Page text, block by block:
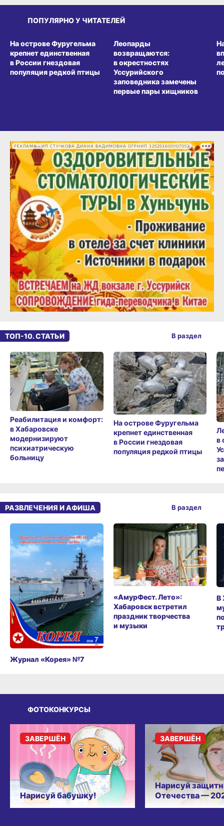
ПОПУЛЯРНО У ЧИТАТЕЛЕЙ
На острове Фуругельма
крепнет единственная
в России гнездовая
популяция редкой птицы
Леопарды
возвращаются:
в окрестностях
Уссурийского
заповедника замечены
первые пары хищников
РЕКЛАМА • ИП СТУЧКОВА ДИАНА ВАДИМОВНА ОГРНИП 325253600107053
ТОП-10. СТАТЬИ
Реабилитация и комфорт:
в Хабаровске
модернизируют
психиатрическую
больницу
На острове Фуругельма
крепнет единственная
в России гнездовая
популяция редкой птицы
в
В раздел
РАЗВЛЕЧЕНИЯ И АФИША
Журнал «Корея» №7
«АмурФест. Лето»:
Хабаровск встретил
праздник творчества
и музыки
В
В раздел
ФОТОКОНКУРСЫ
Нарисуй бабушку!
ЗАВЕРШЁН
Нарисуй
Отечества —
ЗАВЕРШЁН